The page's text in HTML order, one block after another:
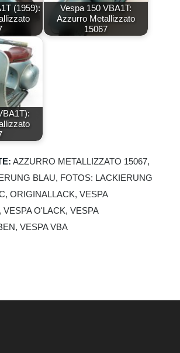
(1959):
Vespa 150 VBA1T:
Azzurro Metallizzato
15067
AZZURRO METALLIZZATO 15067,
BLAU, FOTOS: LACKIERUNG
, ORIGINALLACK, VESPA
, VESPA O'LACK, VESPA
, VESPA VBA